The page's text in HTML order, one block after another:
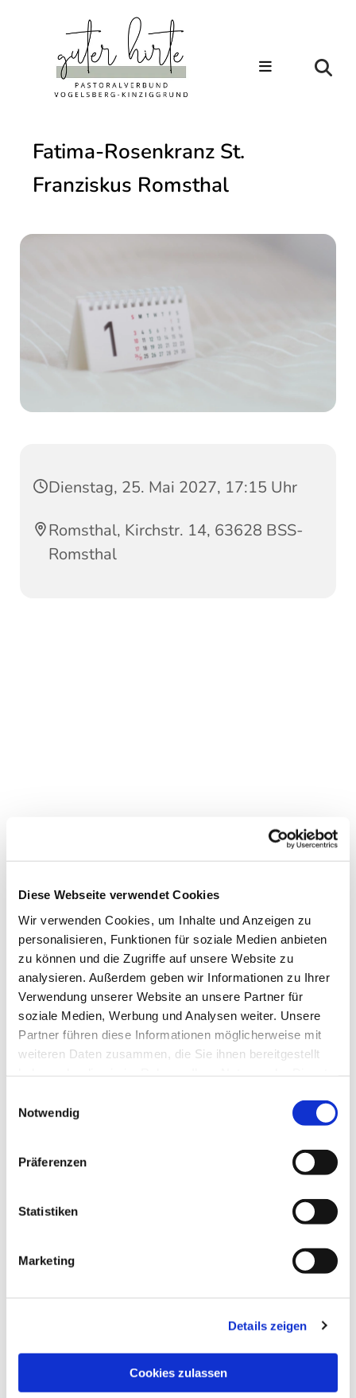
Diese Webseite verwendet Cookies
Wir verwenden Cookies, um Inhalte und Anzeigen zu
personalisieren, Funktionen für soziale Medien anbieten
zu können und die Zugriffe auf unsere Website zu
analysieren. Außerdem geben wir Informationen zu Ihrer
Verwendung unserer Website an unsere Partner für
soziale Medien, Werbung und Analysen weiter. Unsere
Partner führen diese Informationen möglicherweise mit
weiteren Daten zusammen, die Sie ihnen bereitgestellt
Notwendig
Präferenzen
Statistiken
Marketing
Details zeigen
Cookies zulassen
Fatima-Rosenkranz St.
Franziskus Romsthal
Dienstag, 25. Mai 2027, 17:15 Uhr
Romsthal, Kirchstr. 14, 63628 BSS-
Romsthal
Dies könnte Sie auch
interessieren